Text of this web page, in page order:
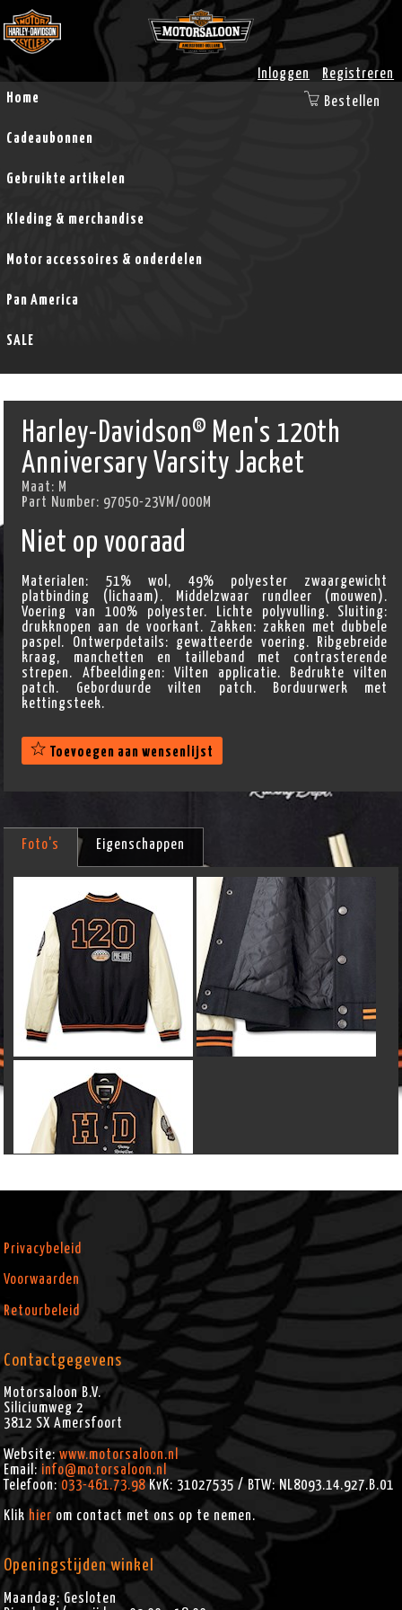
Inloggen
Registreren
Home
Cadeaubonnen
Gebruikte artikelen
Kleding & merchandise
Motor accessoires & onderdelen
Pan America
SALE
Bestellen
Harley-Davidson® Men's 120th
Anniversary Varsity Jacket
Maat: M
Part Number: 97050-23VM/000M
Niet op vooraad
Materialen: 51% wol, 49% polyester zwaargewicht
platbinding (lichaam). Middelzwaar rundleer (mouwen).
Voering van 100% polyester. Lichte polyvulling. Sluiting:
drukknopen aan de voorkant. Zakken: zakken met dubbele
paspel. Ontwerpdetails: gewatteerde voering. Ribgebreide
kraag, manchetten en tailleband met contrasterende
strepen. Afbeeldingen: Vilten applicatie. Bedrukte vilten
patch. Geborduurde vilten patch. Borduurwerk met
kettingsteek.
Toevoegen aan wensenlijst
Foto's Eigenschappen
Privacybeleid
Voorwaarden
Retourbeleid
Contactgegevens
Motorsaloon B.V.
Siliciumweg 2
3812 SX Amersfoort
Website:www.motorsaloon.nl
Email: info@motorsaloon.nl
Telefoon: 033-461.73.98KvK: 31027535 / BTW: NL8093.14.927.B.01
Klik hierom contact met ons op te nemen.
Openingstijden winkel
Maandag: Gesloten